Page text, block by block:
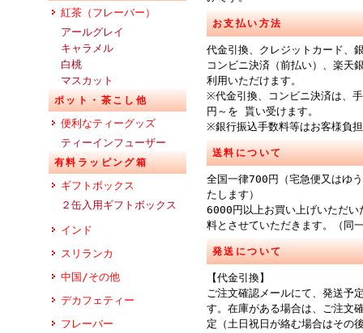
紅茶（フレーバー）
アールグレイ
キャラメル
白桃
マスカット
ポット・茶こし他
便利なティーグッズ
ティーインフューザー
有料ラッピング箱
ギフトボックス
２缶入用ギフトボックス
インド
スリランカ
中国/その他
デカフェティー
フレーバー
お支払い方法
代金引換、クレジットカード、
コンビニ決済（前払い）、楽天
利用いただけます。
※代金引換、コンビニ決済は、
円～を 貰い受けます。
※銀行振込手数料等はお客様負
送料について
全国一律700円（宅急便又はゆ
たします）
6000円以上お買い上げいただい
料とさせていただきます。（同
発送について
【代金引換】
ご注文確認メールにて、発送予
す。在庫がある場合は、ご注文
定（土日祝日が絡む場合はその